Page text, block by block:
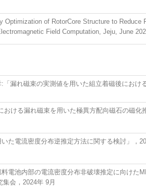
Optimization of RotorCore Structure to
Field Computation, Jeju, June
漏れ磁束の実測値を用いた組立着磁後にお
ける漏れ磁束を用いた極異方配向磁石の磁
た電流密度分布逆推定方法に関する検討」
電池内部の電流密度分布非破壊推定に向けた
会，2024年 9月